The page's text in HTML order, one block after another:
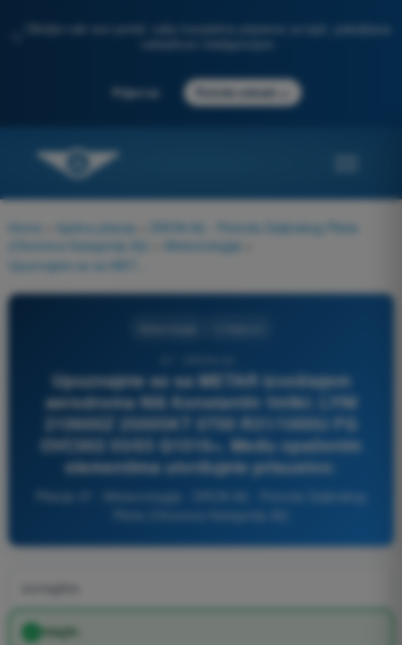
Otkrijte naš novi portal: vaša kompletna priprema za ispit, poboljšana
Prijavi se Počnite odmah
Home Ispitna pitanja
DRON A2 - Potvrda Daljinskog Pilota
(Otvorena Kategorija A2)
Meteorologija
Upoznajete se sa METAR izveštajem
aerodroma Niš Konstantin Veliki: LYNI
210600Z 25005KT 0700 R31/1000U FG
OVC002 03/03 Q1016=. Među opaženim
elementima utvrđujete prisustvo:
Pitanje 37 - Meteorologija - DRON A2 - Potvrda Daljinskog
magle.